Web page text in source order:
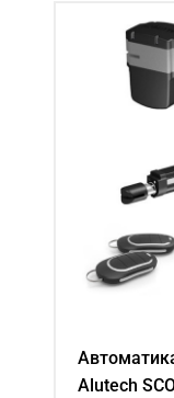
Alutech